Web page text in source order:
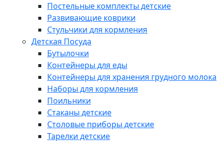
Постельные комплекты детские
Развивающие коврики
Стульчики для кормления
Детская Посуда
Бутылочки
Контейнеры для еды
Контейнеры для хранения грудного молока
Наборы для кормления
Поильники
Стаканы детские
Столовые приборы детские
Тарелки детские